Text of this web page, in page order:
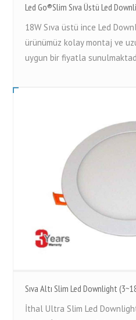
Led Go®Slim Sıva Üstü Led
18W Sıva üstü ince Led
ürünümüz kolay montaj ve
uygun bir fiyatla
Sıva Altı Slim Led Downlight
İthal Ultra Slim Led